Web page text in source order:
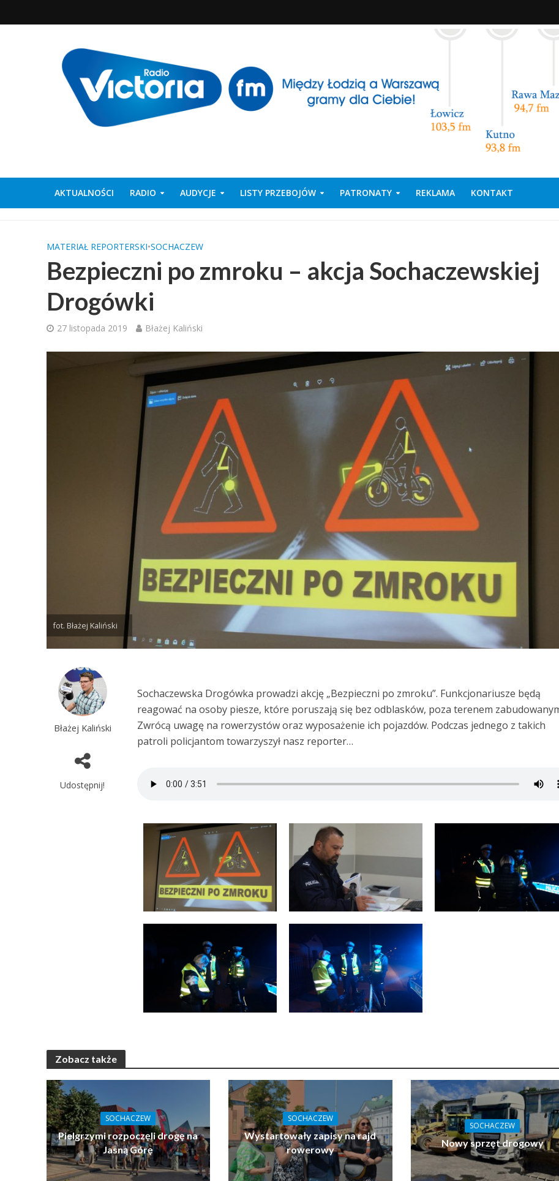
AKTUALNOŚCI RADIO AUDYCJE LISTY PRZEBOJÓW PATRONATY REKLAMA KONTAKT
MATERIAŁ REPORTERSKI•SOCHACZEW
Bezpieczni po zmroku – akcja Sochaczewskiej
Drogówki
27 listopada 2019 Błażej Kaliński
fot. Błażej Kaliński
Błażej Kaliński
Udostępnij!
Sochaczewska Drogówka prowadzi akcję „Bezpieczni po zmroku”. Funkcjonariusze będą
reagować na osoby piesze, które poruszają się bez odblasków, poza terenem
Zwrócą uwagę na rowerzystów oraz wyposażenie ich pojazdów. Podczas jednego z takich
patroli policjantom towarzyszył nasz reporter…
Zobacz także
SOCHACZEW
Pielgrzymi rozpoczęli drogę na
Jasną Górę
SOCHACZEW
Wystartowały zapisy na rajd
rowerowy
SOCHACZEW
Nowy sprzęt drogowy